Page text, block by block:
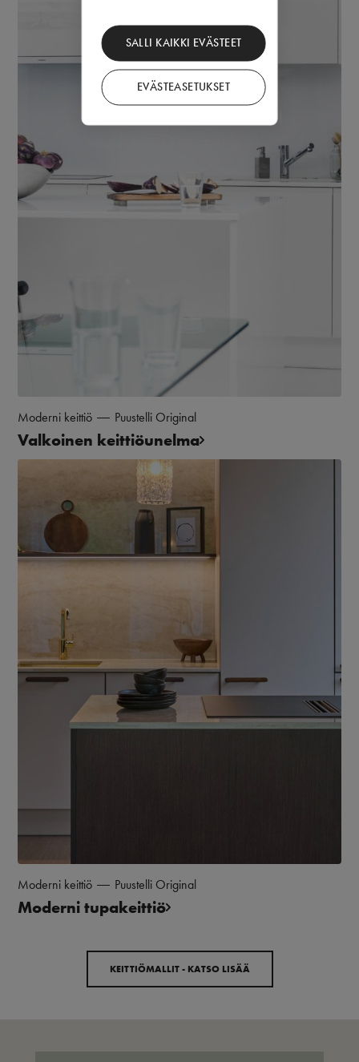
SALLI KAIKKI EVÄSTEET
EVÄSTEASETUKSET
Moderni keittiö Puustelli Original
Valkoinen keittiöunelma
Moderni keittiö Puustelli Original
Moderni tupakeittiö
KEITTIÖMALLIT - KATSO LISÄÄ